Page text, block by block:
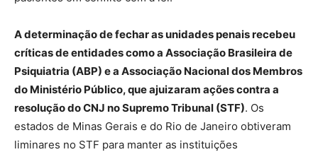
A determinação de fechar as unidades penais recebeu
críticas de entidades como a Associação Brasileira de
Psiquiatria (ABP) e a Associação Nacional dos Membros
do Ministério Público, que ajuizaram ações contra a
resolução do CNJ no Supremo Tribunal (STF). Os
estados de Minas Gerais e do Rio de Janeiro obtiveram
liminares no STF para manter as instituições